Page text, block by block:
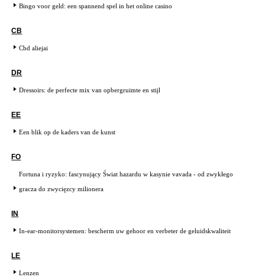
Bingo voor geld: een spannend spel in het online casino
CB
Cbd aliejai
DR
Dressoirs: de perfecte mix van opbergruimte en stijl
EE
Een blik op de kaders van de kunst
FO
Fortuna i ryzyko: fascynujący Świat hazardu w kasynie vavada - od zwykłego
gracza do zwycięzcy milionera
IN
In-ear-monitorsystemen: bescherm uw gehoor en verbeter de geluidskwaliteit
LE
Lenzen